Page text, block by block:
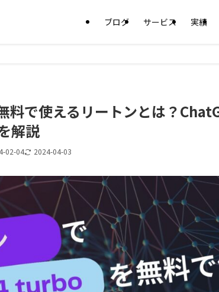
ブログ サービス 実績
で使えるリートンとは？
解説
02-04 2024-04-03